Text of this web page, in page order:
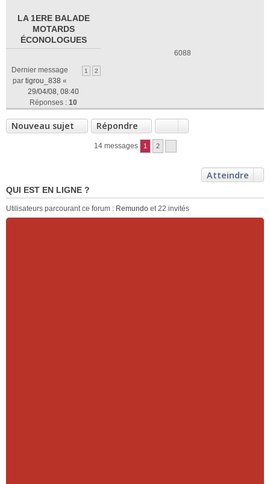
LA 1ERE BALADE
MOTARDS
ÉCONOLOGUES
1 2
Dernier message
par tigrou_838 «
29/04/08, 08:40
Réponses : 10
6088
Nouveau sujet Répondre
14 messages 1 2
Atteindre
QUI EST EN LIGNE ?
Utilisateurs parcourant ce forum : Remundo et 22 invités